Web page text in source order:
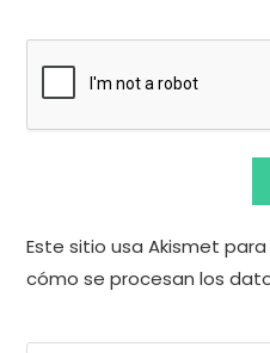
Este sitio usa Akismet
cómo se procesan los